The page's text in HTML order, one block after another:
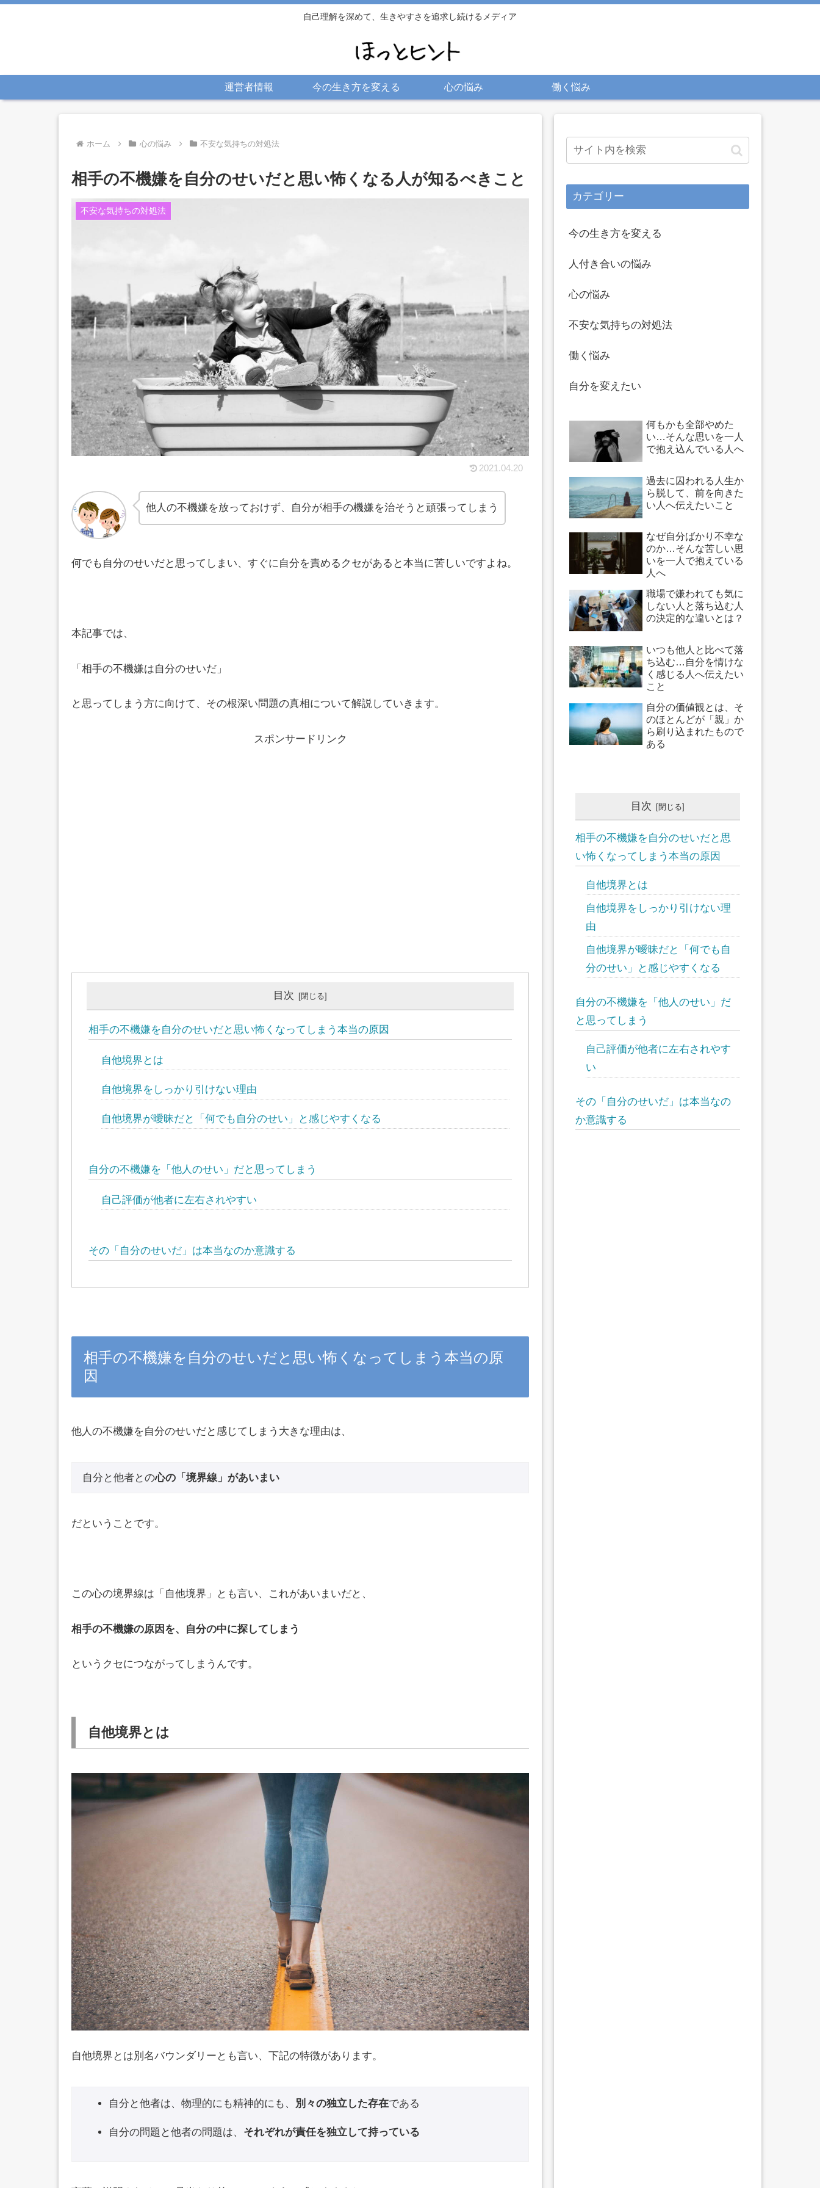
自己理解を深めて、生きやすさを追求し続けるメディア
運営者情報 今の生き方を変える 心の悩み 働く悩み
ホーム 心の悩み 不安な気持ちの対処法
相手の不機嫌を自分のせいだと思い怖くなる人が知るべきこと
不安な気持ちの対処法
2021.04.20
他人の不機嫌を放っておけず、自分が相手の機嫌を治そうと頑張ってしまう
何でも自分のせいだと思ってしまい、すぐに自分を責めるクセがあると本当に苦しいですよね。
本記事では、
「相手の不機嫌は自分のせいだ」
と思ってしまう方に向けて、その根深い問題の真相について解説していきます。
スポンサードリンク
目次
相手の不機嫌を自分のせいだと思い怖くなってしまう本当の原因
自他境界とは
自他境界をしっかり引けない理由
自他境界が曖昧だと「何でも自分のせい」と感じやすくなる
自分の不機嫌を「他人のせい」だと思ってしまう
自己評価が他者に左右されやすい
その「自分のせいだ」は本当なのか意識する
相手の不機嫌を自分のせいだと思い怖くなってしまう本当の原
因
他人の不機嫌を自分のせいだと感じてしまう大きな理由は、
自分と他者との心の「境界線」があいまい
だということです。
この心の境界線は「自他境界」とも言い、これがあいまいだと、
相手の不機嫌の原因を、自分の中に探してしまう
というクセにつながってしまうんです。
自他境界とは
自他境界とは別名バウンダリーとも言い、下記の特徴があります。
自分と他者は、物理的にも精神的にも、 別々の独立した存在である
自分の問題と他者の問題は、 それぞれが責任を独立して持っている
カテゴリー
今の生き方を変える
人付き合いの悩み
心の悩み
不安な気持ちの対処法
働く悩み
自分を変えたい
何もかも全部やめた
い…そんな思いを一人
で抱え込んでいる人へ
過去に囚われる人生か
ら脱して、前を向きた
い人へ伝えたいこと
なぜ自分ばかり不幸な
のか…そんな苦しい思
いを一人で抱えている
人へ
職場で嫌われても気に
しない人と落ち込む人
の決定的な違いとは？
いつも他人と比べて落
ち込む…自分を情けな
く感じる人へ伝えたい
こと
自分の価値観とは、そ
のほとんどが「親」か
ら刷り込まれたもので
ある
目次
相手の不機嫌を自分のせいだと思
い怖くなってしまう本当の原因
自他境界とは
自他境界をしっかり引けない理
由
自他境界が曖昧だと「何でも自
分のせい」と感じやすくなる
自分の不機嫌を「他人のせい」だ
と思ってしまう
自己評価が他者に左右されやす
い
その「自分のせいだ」は本当なの
か意識する